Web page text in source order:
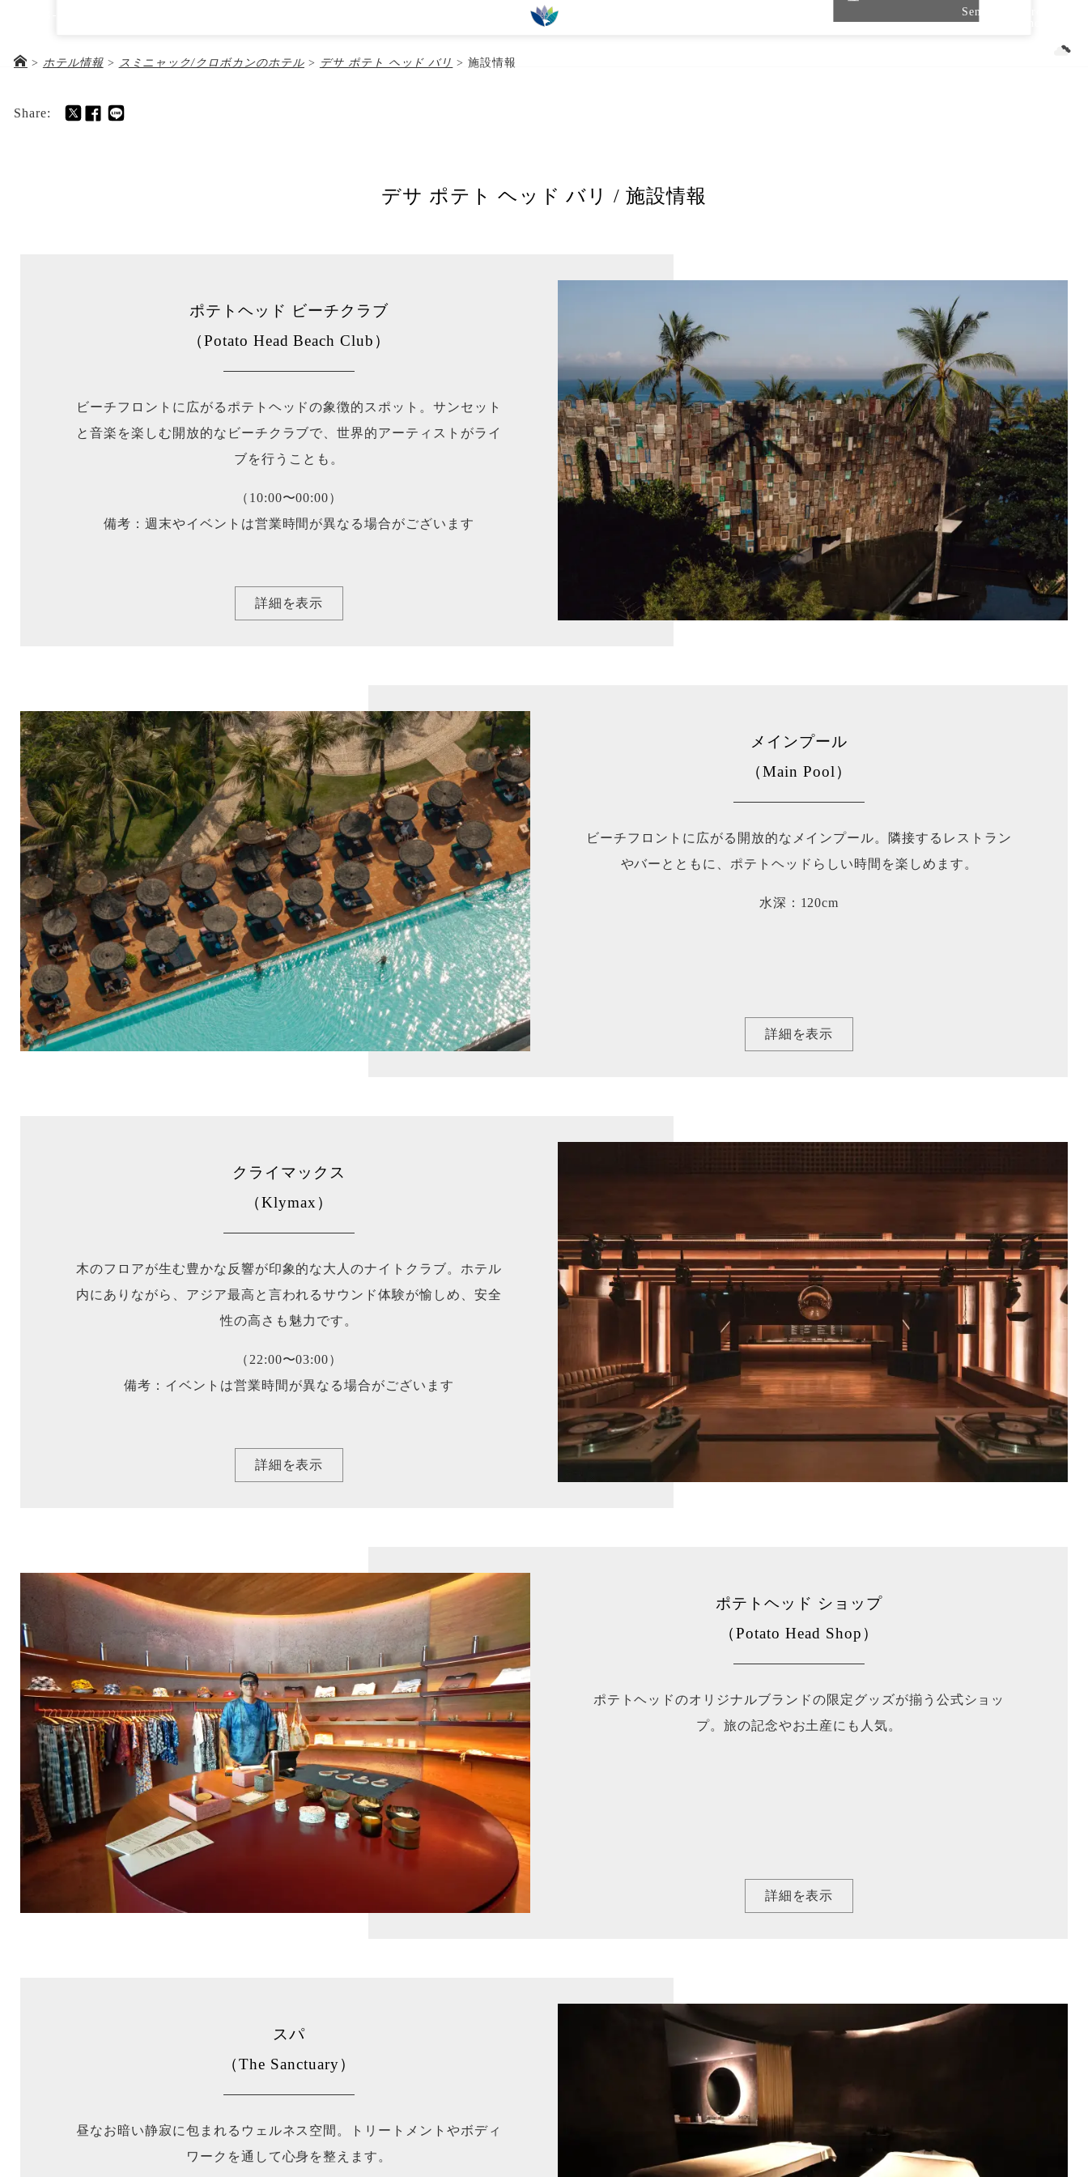
Seminyak/Kerobokan
> ホテル情報> スミニャック/クロボカンのホテル> デサ ポテト ヘッド バリ >施設情報
Share:
デサ ポテト ヘッド バリ / 施設情報
ポテトヘッド ビーチクラブ
（Potato Head Beach Club）
ビーチフロントに広がるポテトヘッドの象徴的スポット。サンセット
と音楽を楽しむ開放的なビーチクラブで、世界的アーティストがライ
ブを行うことも。
（10:00〜00:00）
備考：週末やイベントは営業時間が異なる場合がございます
詳細を表示
メインプール
（Main Pool）
ビーチフロントに広がる開放的なメインプール。隣接するレストラン
やバーとともに、ポテトヘッドらしい時間を楽しめます。
水深：120cm
詳細を表示
クライマックス
（Klymax）
木のフロアが生む豊かな反響が印象的な大人のナイトクラブ。ホテル
内にありながら、アジア最高と言われるサウンド体験が愉しめ、安全
性の高さも魅力です。
（22:00〜03:00）
備考：イベントは営業時間が異なる場合がございます
詳細を表示
ポテトヘッド ショップ
（Potato Head Shop）
ポテトヘッドのオリジナルブランドの限定グッズが揃う公式ショッ
プ。旅の記念やお土産にも人気。
詳細を表示
スパ
（The Sanctuary）
昼なお暗い静寂に包まれるウェルネス空間。トリートメントやボディ
ワークを通して心身を整えます。